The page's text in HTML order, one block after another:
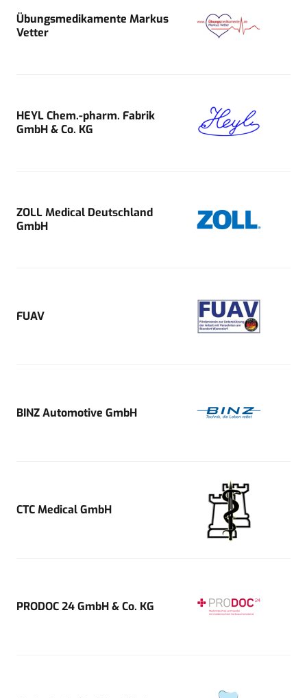
Übungsmedikamente Markus
Vetter
HEYL Chem.-pharm. Fabrik
GmbH & Co. KG
ZOLL Medical Deutschland
GmbH
FUAV
BINZ Automotive GmbH
CTC Medical GmbH
PRODOC 24 GmbH & Co. KG